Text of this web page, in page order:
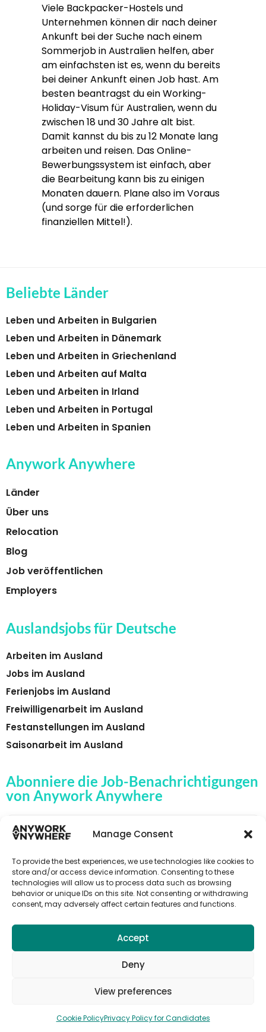
Manage Consent
To provide the best experiences, we use technologies like cookies to
store and/or access device information. Consenting to these
technologies will allow us to process data such as browsing
behavior or unique IDs on this site. Not consenting or withdrawing
consent, may adversely affect certain features and functions.
Accept
Deny
View preferences
Cookie PolicyPrivacy Policy for Candidates
Viele Backpacker-Hostels und
Unternehmen können dir nach deiner
Ankunft bei der Suche nach einem
Sommerjob in Australien helfen, aber
am einfachsten ist es, wenn du bereits
bei deiner Ankunft einen Job hast. Am
besten beantragst du ein Working-
Holiday-Visum für Australien, wenn du
zwischen 18 und 30 Jahre alt bist.
Damit kannst du bis zu 12 Monate lang
arbeiten und reisen. Das Online-
Bewerbungssystem ist einfach, aber
die Bearbeitung kann bis zu einigen
Monaten dauern. Plane also im Voraus
(und sorge für die erforderlichen
finanziellen Mittel!).
Beliebte Länder
Leben und Arbeiten in Bulgarien
Leben und Arbeiten in Dänemark
Leben und Arbeiten in Griechenland
Leben und Arbeiten auf Malta
Leben und Arbeiten in Irland
Leben und Arbeiten in Portugal
Leben und Arbeiten in Spanien
Anywork Anywhere
Länder
Über uns
Relocation
Blog
Job veröffentlichen
Employers
Auslandsjobs für Deutsche
Arbeiten im Ausland
Jobs im Ausland
Ferienjobs im Ausland
Freiwilligenarbeit im Ausland
Festanstellungen im Ausland
Saisonarbeit im Ausland
Abonniere die Job-Benachrichtigungen
von Anywork Anywhere
🌟JOB-ALERTS ERHALTEN
© 2026 Anywork Anywhere |Terms and Privacy